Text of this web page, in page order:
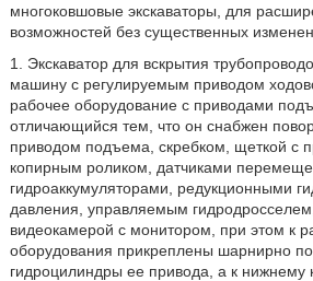
многоковшовые экскаваторы, для
возможностей без существенных
1. Экскаватор для вскрытия
машину с регулируемым приводом
рабочее оборудование с приводами
отличающийся тем, что он снабжен
приводом подъема, скребком, щеткой с
копирным роликом, датчиками
гидроаккумуляторами, редукционными
давления, управляемым
видеокамерой с монитором, при этом к
оборудования прикреплены шарнирно
гидроцилиндры ее привода, а к нижнему